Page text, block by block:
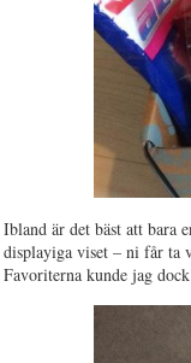
Ibland är det bäst att bara
displayiga viset – ni får ta
Favoriterna kunde jag